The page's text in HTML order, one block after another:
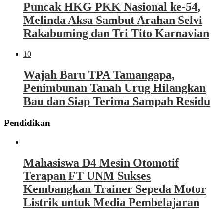
Puncak HKG PKK Nasional ke-54,
Melinda Aksa Sambut Arahan Selvi
Rakabuming dan Tri Tito Karnavian
10
Wajah Baru TPA Tamangapa,
Penimbunan Tanah Urug Hilangkan
Bau dan Siap Terima Sampah Residu
Pendidikan
Mahasiswa D4 Mesin Otomotif
Terapan FT UNM Sukses
Kembangkan Trainer Sepeda Motor
Listrik untuk Media Pembelajaran